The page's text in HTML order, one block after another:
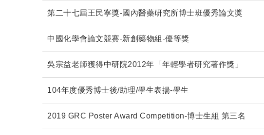
第二十七屆王民寧獎-國內醫藥研究所博士班優秀論文獎
中國化學會論文競賽-新創藥物組-優等獎
吳宗益老師獲得中研院2012年「年輕學者研究著作獎」
104年度優秀博士後/助理/學生表揚-學生
2019 GRC Poster Award Competition-博士生組 第三名